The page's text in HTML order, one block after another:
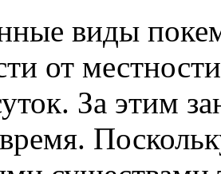
виды
от
За этим